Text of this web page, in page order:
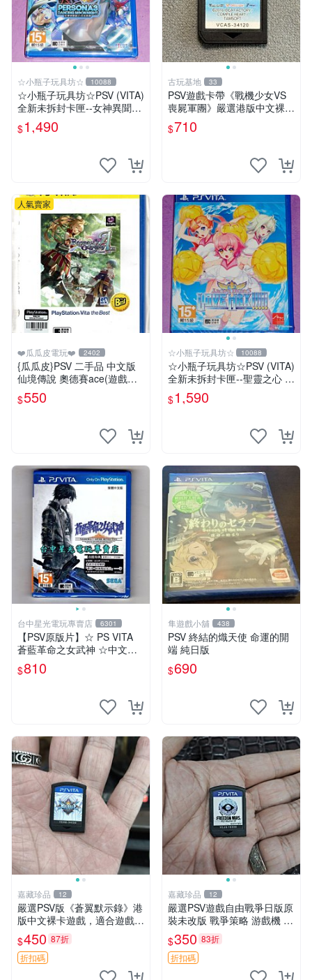
☆小瓶子玩具坊☆ 10088
☆小瓶子玩具坊☆PSV (VITA)
全新未拆封卡匣--女神異聞錄
3 月夜熱舞 中文版
$1,490
古玩基地 33
PSV遊戲卡帶《戰機少女VS
喪屍軍團》嚴選港版中文裸卡
實測正常 遊戲機限定 PSV 卡
帶 港版 中文 游戲卡帶 激戰
$710
人氣賣家
❤️瓜瓜皮電玩❤️ 2402
{瓜瓜皮}PSV 二手品 中文版
仙境傳說 奧德賽ace(遊戲都
有回收)
$550
☆小瓶子玩具坊☆ 10088
☆小瓶子玩具坊☆PSV (VITA)
全新未拆封卡匣--聖靈之心 3
LOVE MAX
$1,590
台中星光電玩專賣店 6301
【PSV原版片】☆ PS VITA
蒼藍革命之女武神 ☆中文版
全新品【台中星光電玩】
$810
隼遊戲小舖 438
PSV 終結的熾天使 命運的開
端 純日版
$690
嘉藏珍品 12
嚴選PSV版《蒼翼默示錄》港
版中文裸卡遊戲，適合遊戲收
藏 蒼翼默示錄 PSV 港版 獨玩
$450 87折
折扣碼
嘉藏珍品 12
嚴選PSV遊戲自由戰爭日版原
裝未改版 戰爭策略 游戲機 遊
玩好物
$350 83折
折扣碼